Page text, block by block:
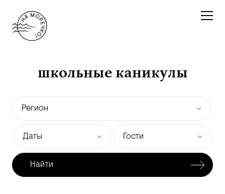
школьные каникулы
Регион
Даты Гости
Найти